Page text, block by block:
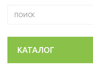
КАТАЛОГ